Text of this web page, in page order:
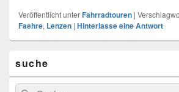
Veröffentlicht unterFahrradtouren |
Faehre, Lenzen | Hinterlasse eine Antwort
Seitenleisten-
Widgetbereich
suche
Suchen